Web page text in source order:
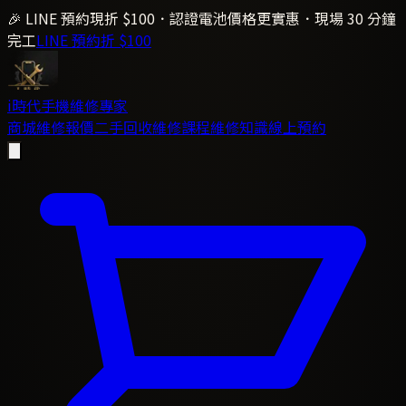
🎉 LINE 預約現折 $100．認證電池價格更實惠．現場 30 分鐘
完工LINE 預約折 $100
i時代手機維修專家
商城維修報價二手回收維修課程維修知識線上預約